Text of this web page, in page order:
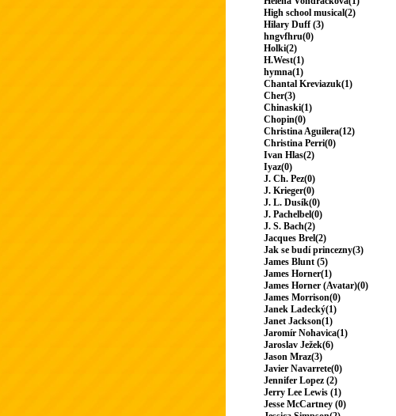
High school musical(2)
Hilary Duff (3)
hngvfhru(0)
Holki(2)
H.West(1)
hymna(1)
Chantal Kreviazuk(1)
Cher(3)
Chinaski(1)
Chopin(0)
Christina Aguilera(12)
Christina Perri(0)
Ivan Hlas(2)
Iyaz(0)
J. Ch. Pez(0)
J. Krieger(0)
J. L. Dusík(0)
J. Pachelbel(0)
J. S. Bach(2)
Jacques Brel(2)
Jak se budí princezny(3)
James Blunt (5)
James Horner(1)
James Horner (Avatar)(0)
James Morrison(0)
Janek Ladecký(1)
Janet Jackson(1)
Jaromír Nohavica(1)
Jaroslav Ježek(6)
Jason Mraz(3)
Javier Navarrete(0)
Jennifer Lopez (2)
Jerry Lee Lewis (1)
Jesse McCartney (0)